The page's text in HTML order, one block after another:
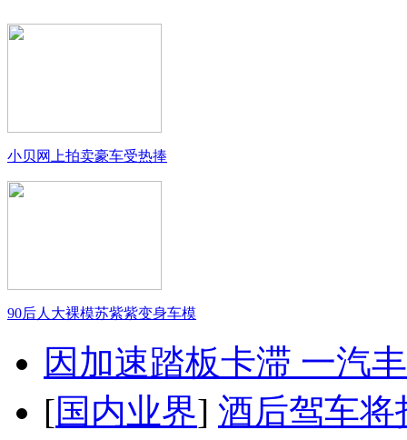
小贝网上拍卖豪车受热捧
90后人大裸模苏紫紫变身车模
因加速踏板卡滞 一汽
[国内业界] 酒后驾车将